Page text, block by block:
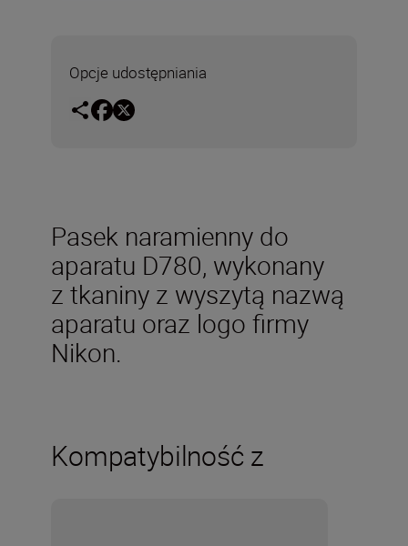
Opcje udostępniania
Pasek naramienny do
aparatu D780, wykonany
z tkaniny z wyszytą nazwą
aparatu oraz logo firmy
Nikon.
Kompatybilność z